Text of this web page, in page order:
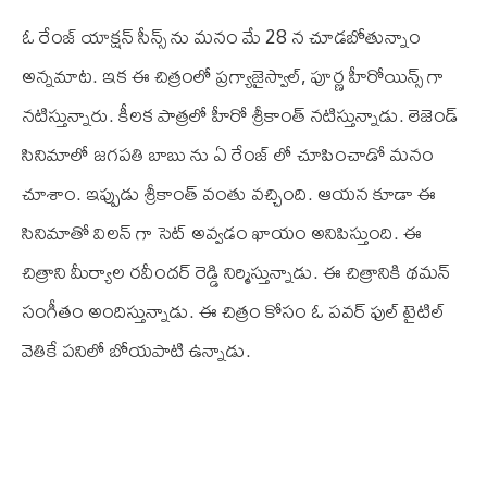
ఓ రేంజ్ యాక్షన్ సీన్స్ ను మనం మే 28 న చూడబోతున్నాం
అన్నమాట. ఇక ఈ చిత్రంలో ప్రగ్యాజైస్వాల్, పూర్ణ హీరోయిన్స్ గా
నటిస్తున్నారు. కీలక పాత్రలో హీరో శ్రీకాంత్ నటిస్తున్నాడు. లెజెండ్
సినిమాలో జగపతి బాబు ను ఏ రేంజ్ లో చూపించాడో మనం
చూశాం. ఇప్పుడు శ్రీకాంత్ వంతు వచ్చింది. ఆయన కూడా ఈ
సినిమాతో విలన్ గా సెట్ అవ్వడం ఖాయం అనిపిస్తుంది. ఈ
చిత్రాని మీర్యాల రవీందర్ రెడ్డి నిర్మిస్తున్నాడు. ఈ చిత్రానికి థమన్
సంగీతం అందిస్తున్నాడు. ఈ చిత్రం కోసం ఓ పవర్ ఫుల్ టైటిల్
వెతికే పనిలో బోయపాటి ఉన్నాడు.